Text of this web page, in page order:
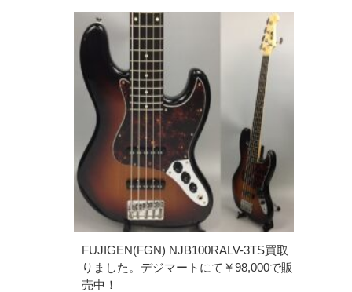
FUJIGEN(FGN) NJB100RALV-3TS買取
りました。デジマートにて￥98,000で販
売中！